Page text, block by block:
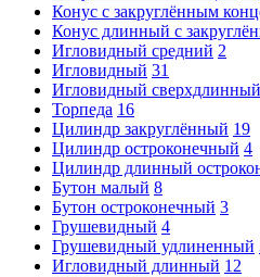
Конус с закруглённым
Конус длинный с
Игловидный средний 2
Игловидный 31
Игловидный сверхдлинный
Торпеда 16
Цилиндр закруглённый 19
Цилиндр остроконечный 4
Цилиндр длинный
Бутон малый 8
Бутон остроконечный 3
Грушевидный 4
Грушевидный удлиненный
Игловидный длинный 12